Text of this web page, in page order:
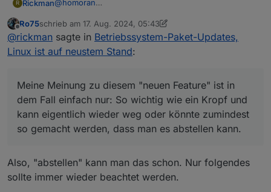
R Rickman@homoran
ein Betriebssystemupdate da ist. Das gab es so
vorher nicht - da kam der Punkt nur, wenn was
wirklich wichtiges passiert ist, worum man sich
@Thomas-Braun
Danke für den Hinweis, das weiß ich ebenfalls. Nur
mache ich das gerne ohne ständig beim öffnen vom
Sorry, hilfreich waren beide Antworten jetzt nicht!
gereicht.
Fall einfach nur: So wichtig wie ein Kropf und kann
eigentlich wieder weg oder könnte zumindest so
gemacht werden, dass man es abstellen kann.
Offline
Ro75schrieb am 17. Aug. 2024, 05:43
zuletzt editiert von Ro75
@rickman sagte in Betriebssystem-Paket-Updates,
Linux ist auf neustem Stand:
Meine Meinung zu diesem "neuen Feature" ist in
dem Fall einfach nur: So wichtig wie ein Kropf und
kann eigentlich wieder weg oder könnte zumindest
so gemacht werden, dass man es abstellen kann.
Also, "abstellen" kann man das schon. Nur folgendes
sollte immer wieder beachtet werden.